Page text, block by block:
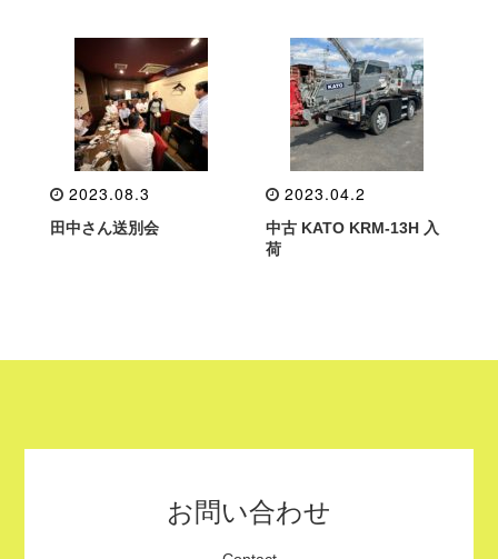
2023.08.3
田中さん送別会
2023.04.2
中古 KATO KRM-13H 入
荷
お問い合わせ